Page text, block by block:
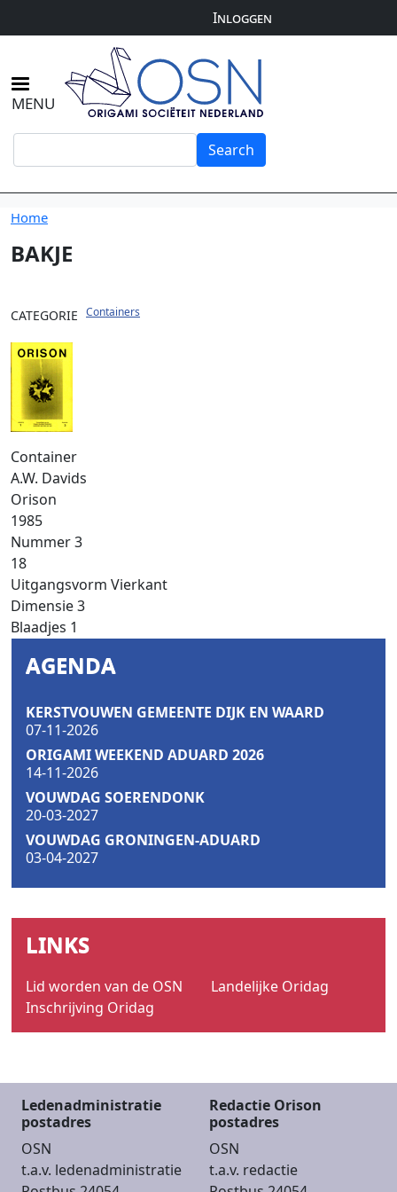
Overslaan en naar de inhoud gaanUser
account
menu
Inloggen
MENU
Search
Home
BAKJE
CATEGORIE Containers
Container
A.W. Davids
Orison
1985
Nummer3
18
Uitgangsvorm Vierkant
Dimensie3
Blaadjes 1
AGENDA
KERSTVOUWEN GEMEENTE DIJK EN WAARD
07-11-2026
ORIGAMI WEEKEND ADUARD 2026
14-11-2026
VOUWDAG SOERENDONK
20-03-2027
VOUWDAG GRONINGEN-ADUARD
03-04-2027
LINKS
Lid worden van de OSN
Landelijke Oridag
Inschrijving Oridag
Ledenadministratie
postadres
OSN
t.a.v. ledenadministratie
Redactie Orison
postadres
OSN
t.a.v. redactie